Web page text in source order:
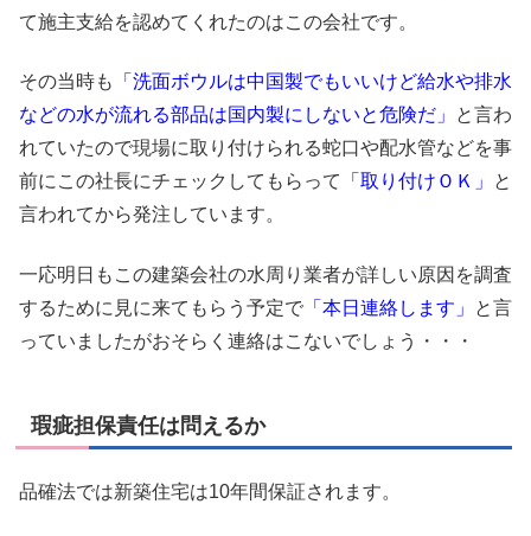
て施主支給を認めてくれたのはこの会社です。
その当時も
「洗面ボウルは中国製でもいいけど給水や排水
などの水が流れる部品は国内製にしないと危険だ」
と言わ
れていたので現場に取り付けられる蛇口や配水管などを事
前にこの社長にチェックしてもらって
「取り付けＯＫ」
と
言われてから発注しています。
一応明日もこの建築会社の水周り業者が詳しい原因を調査
するために見に来てもらう予定で 「本日連絡します」
と言
っていましたがおそらく連絡はこないでしょう・・・
瑕疵担保責任は問えるか
品確法では新築住宅は10年間保証されます。